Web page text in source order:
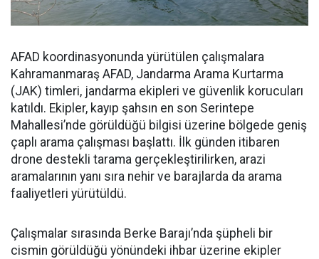
AFAD koordinasyonunda yürütülen çalışmalara
Kahramanmaraş AFAD, Jandarma Arama Kurtarma
(JAK) timleri, jandarma ekipleri ve güvenlik korucuları
katıldı. Ekipler, kayıp şahsın en son Serintepe
Mahallesi’nde görüldüğü bilgisi üzerine bölgede geniş
çaplı arama çalışması başlattı. İlk günden itibaren
drone destekli tarama gerçekleştirilirken, arazi
aramalarının yanı sıra nehir ve barajlarda da arama
faaliyetleri yürütüldü.
Çalışmalar sırasında Berke Barajı’nda şüpheli bir
cismin görüldüğü yönündeki ihbar üzerine ekipler